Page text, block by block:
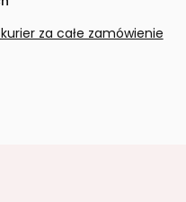
za całe zamówienie